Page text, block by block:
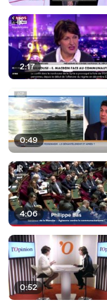
2:17
0:49
4:06
0:52